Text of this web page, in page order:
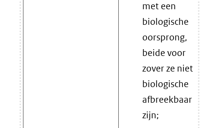
met een
biologische
oorsprong,
beide voor
zover ze niet
biologische
afbreekbaar
zijn;